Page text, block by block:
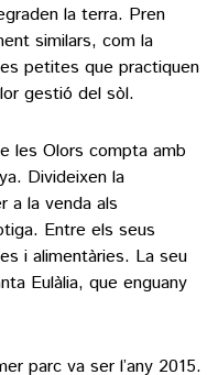
la terra. Pren
similars, com la
petites que practiquen
gestió del sòl.
les Olors compta amb
Divideixen la
a la venda als
Entre els seus
i alimentàries. La seu
Eulàlia, que enguany
parc va ser l’any 2015.